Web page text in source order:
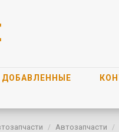
ДОБАВЛЕННЫЕ
Автозапчасти